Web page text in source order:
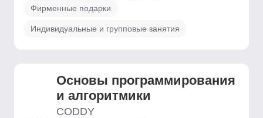
Фирменные подарки
Индивидуальные и групповые занятия
Основы программирования
и алгоритмики
CODDY